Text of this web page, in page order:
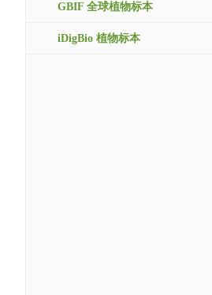
GBIF 全球植物标本
iDigBio 植物标本